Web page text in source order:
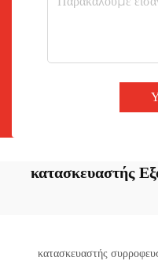
κατασκευαστής
κατασκευαστής